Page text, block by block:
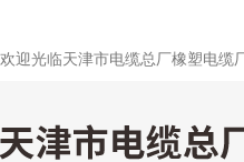
欢迎光临天津市电缆总厂橡塑电缆